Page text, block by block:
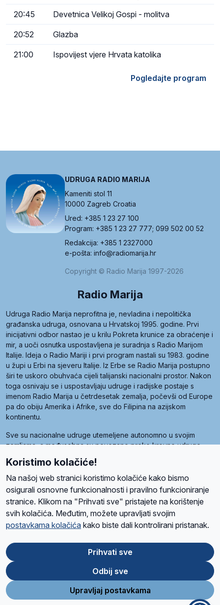
20:45 Devetnica Velikoj Gospi - molitva
20:52 Glazba
21:00 Ispovijest vjere Hrvata katolika
Pogledajte program
UDRUGA RADIO MARIJA
Kameniti stol 11
10000 Zagreb Croatia
Ured: +385 1 23 27 100
Program: +385 1 23 27 777; 099 502 00 52
Redakcija: +385 1 2327000
e-pošta: info@radiomarija.hr
Copyright © Radio Marija 1997-2026
Radio Marija
Udruga Radio Marija neprofitna je, nevladina i nepolitička
građanska udruga, osnovana u Hrvatskoj 1995. godine. Prvi
inicijativni odbor nastao je u krilu Pokreta krunice za obraćenje i
mir, a uoči osnutka uspostavljena je suradnja s Radio Marijom
Italije. Ideja o Radio Mariji i prvi program nastali su 1983. godine
u župi u Erbi na sjeveru Italije. Iz Erbe se Radio Marija postupno
širi te uskoro obuhvaća cijeli talijanski nacionalni prostor. Nakon
toga osnivaju se i uspostavljaju udruge i radijske postaje s
imenom Radio Marija u četrdesetak zemalja, počevši od Europe
pa do obiju Amerika i Afrike, sve do Filipina na azijskom
kontinentu.
Sve su nacionalne udruge utemeljene autonomno u svojim
zemljama, a međusobna su povezane preko krovne udruge
Radio Maria). Svjetsku obitelj utemeljilo je sedam članica, među
kojima je i hrvatska Udruga Radio Marija.
O namaRadio ProgramVolonteriPrijateljiKontaktPravila privatnosti
Ova stranica je zaštićena Google reCAPTCHA sustavom
Store
Google
Play
Koristimo kolačiće!
Na našoj web stranici koristimo kolačiće kako bismo
osigurali osnovne funkcionalnosti i pravilno funkcioniranje
stranice. Klikom na "Prihvati sve" pristajete na korištenje
svih kolačića. Međutim, možete upravljati svojim
postavkama kolačića kako biste dali kontrolirani pristanak.
Prihvati sve
Odbij sve
Upravljaj postavkama